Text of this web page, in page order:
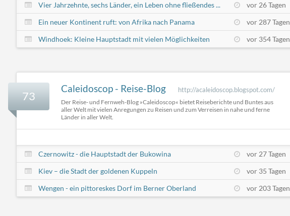
Vier Jahrzehnte, sechs Länder, ein Leben ohne fließendes ... vor 26 Tagen
Ein neuer Kontinent ruft: von Afrika nach Panama
vor 287 Tagen
Windhoek: Kleine Hauptstadt mit vielen Möglichkeiten
vor 354 Tagen
73
Caleidoscop - Reise-Blog http://acaleidoscop.blogspot.com/
Der Reise- und Fernweh-Blog »Caleidoscop« bietet Reiseberichte und Buntes aus
aller Welt mit vielen Anregungen zu Reisen und zum Verreisen in nahe und ferne
Länder in aller Welt.
Czernowitz - die Hauptstadt der Bukowina vor 27 Tagen
Kiev – die Stadt der goldenen Kuppeln
vor 35 Tagen
Wengen - ein pittoreskes Dorf im Berner Oberland
vor 203 Tagen